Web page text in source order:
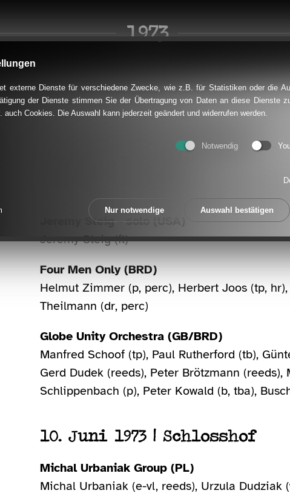
1973
09. Juni 1973 | Schlosshof
Joachim Kühn (p, as), Toto Blanke (g), Sigi
Jeremy Steig - solo (USA)
Jeremy Steig (fl)
Four Men Only (BRD)
Helmut Zimmer (p, perc), Herbert Joos (tp,
Theilmann (dr, perc)
Globe Unity Orchestra (GB/BRD)
Manfred Schoof (tp), Paul Rutherford (tb),
Gerd Dudek (reeds), Peter Brötzmann
Schlippenbach (p), Peter Kowald (b, tba),
10. Juni 1973 | Schlosshof
Michal Urbaniak Group (PL)
Michal Urbaniak (e-vl, reeds), Urzula Dudziak
externe Dienste für verschiedene Zwecke, wie z.B. für Statistiken oder die
der Dienste stimmen Sie der Übertragung von Daten an diese Dienste
Cookies. Die Auswahl kann jederzeit geändert und widerrufen werden.
Notwendig
Nur notwendige Auswahl bestätigen